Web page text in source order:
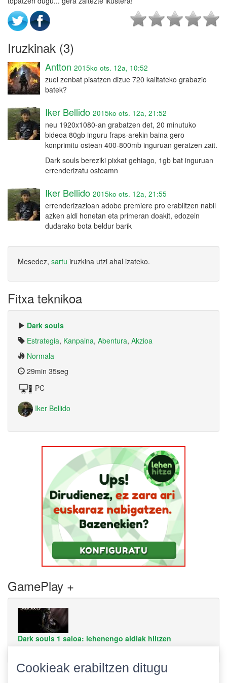
Iruzkinak (3)
Antton 2015ko ots. 12a, 10:52
zuei zenbat pisatzen dizue 720 kalitateko grabazio
batek?
Iker Bellido 2015ko ots. 12a, 21:52
neu 1920x1080-an grabatzen det, 20 minutuko
bideoa 80gb inguru fraps-arekin baina gero
konprimitu ostean 400-800mb inguruan geratzen zait.
Dark souls bereziki pixkat gehiago, 1gb bat inguruan
errenderizatu osteamn
Iker Bellido 2015ko ots. 12a, 21:55
errenderizazioan adobe premiere pro erabiltzen nabil
azken aldi honetan eta primeran doakit, edozein
dudarako bota beldur barik
Mesedez, sartu iruzkina utzi ahal izateko.
Fitxa teknikoa
Dark souls
Estrategia, Kanpaina, Abentura, Akzioa
Normala
29min 35seg
PC
Iker Bellido
GamePlay +
Dark souls 1 saioa: lehenengo aldiak hiltzen
Cookieak erabiltzen ditugu